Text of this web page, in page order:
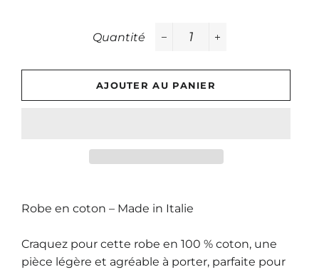
Quantité
AJOUTER AU PANIER
Robe en coton – Made in Italie
Craquez pour cette robe en 100 % coton, une
pièce légère et agréable à porter, parfaite pour